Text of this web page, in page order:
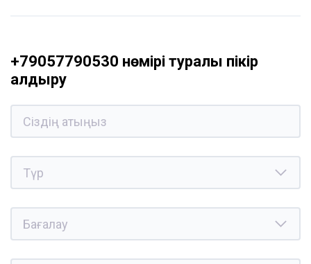
+79057790530 нөмірі туралы пікір
қалдыру